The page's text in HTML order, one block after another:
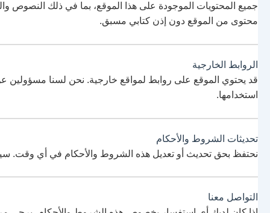
جميع المحتويات الموجودة على هذا الموقع، بما في ذلك النصوص
محتوى من الموقع دون إذن كتابي مسبق.
الروابط الخارجية
قد يحتوي الموقع على روابط لمواقع خارجية. نحن لسنا
استخدامها.
تحديثات الشروط والأحكام
نحتفظ بحق تحديث أو تعديل هذه الشروط والأحكام في أي وقت.
التواصل معنا